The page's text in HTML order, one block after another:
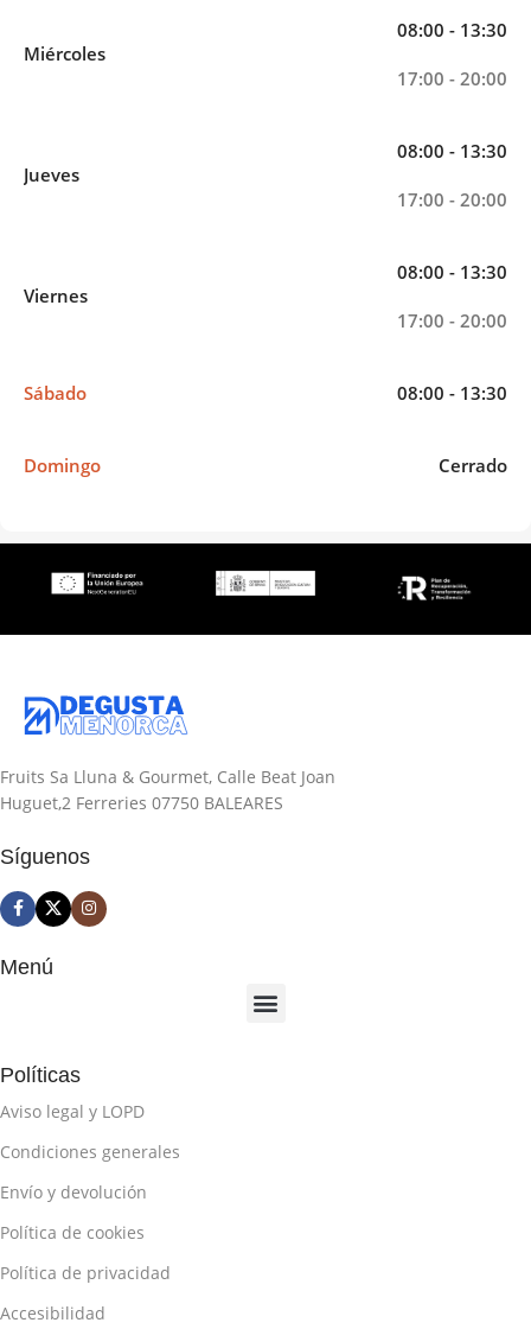
Miércoles
08:00 - 13:30
17:00 - 20:00
Jueves
08:00 - 13:30
17:00 - 20:00
Viernes
08:00 - 13:30
17:00 - 20:00
Sábado 08:00 - 13:30
Domingo Cerrado
Fruits Sa Lluna & Gourmet, Calle Beat Joan
Huguet,2 Ferreries 07750 BALEARES
Síguenos
Menú
Políticas
Aviso legal y LOPD
Condiciones generales
Envío y devolución
Política de cookies
Política de privacidad
Accesibilidad